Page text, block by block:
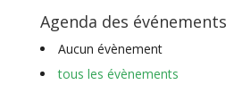
Agenda des événements
Aucun évènement
tous les évènements